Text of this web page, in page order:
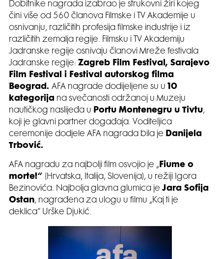
Dobitnike nagrada izabrao je strukovni žiri kojeg
čini više od 560 članova Filmske i TV Akademije u
osnivanju, različitih profesija filmske industrije i iz
različitih zemalja regije. Filmsku i TV Akademiju
Jadranske regije osnivaju članovi Mreže festivala
Jadranske regije: Zagreb Film Festival, Sarajevo
Film Festival i Festival autorskog filma
Beograd. AFA nagrade dodijeljene su u 10
kategorija na svečanosti održanoj u Muzeju
nautičkog naslijeđa u Portu Montenegru u Tivtu,
koji je glavni partner događaja. Voditeljica
ceremonije dodjele AFA nagrada bila je Danijela
Trbović.
AFA nagradu za najbolji film osvojio je „Fiume o
morte!“ (Hrvatska, Italija, Slovenija), u režiji Igora
Bezinovića. Najbolja glavna glumica jeJara Sofija
Ostan, nagrađena za ulogu u filmu „Kaj ti je
deklica“ Urške Djukić.